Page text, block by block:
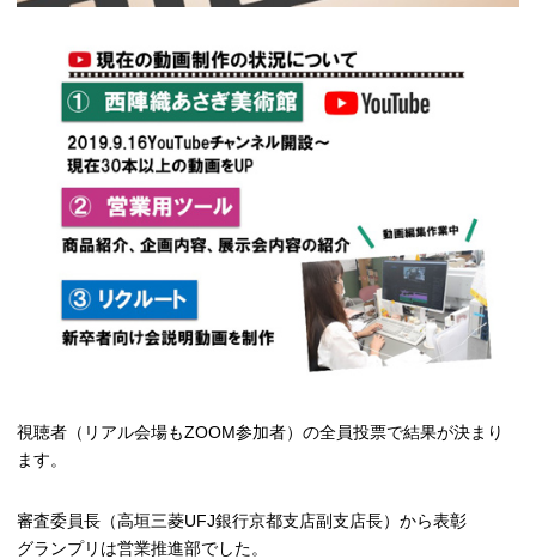
視聴者（リアル会場もZOOM参加者）の全員投票で結果が決まり
ます。
審査委員長（高垣三菱UFJ銀行京都支店副支店長）から表彰
グランプリは営業推進部でした。